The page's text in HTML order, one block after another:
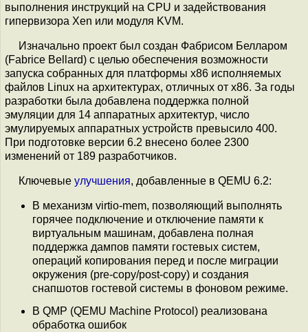
выполнения инструкций на CPU и задействования
гипервизора Xen или модуля KVM.
Изначально проект был создан Фабрисом Белларом
(Fabrice Bellard) с целью обеспечения возможности
запуска собранных для платформы x86 исполняемых
файлов Linux на архитектурах, отличных от x86. За годы
разработки была добавлена поддержка полной
эмуляции для 14 аппаратных архитектур, число
эмулируемых аппаратных устройств превысило 400.
При подготовке версии 6.2 внесено более 2300
изменений от 189 разработчиков.
Ключевые улучшения, добавленные в QEMU 6.2:
В механизм virtio-mem, позволяющий выполнять
горячее подключение и отключение памяти к
виртуальным машинам, добавлена полная
поддержка дампов памяти гостевых систем,
операций копирования перед и после миграции
окружения (pre-copy/post-copy) и создания
снапшотов гостевой системы в фоновом режиме.
В QMP (QEMU Machine Protocol) реализована
обработка ошибок